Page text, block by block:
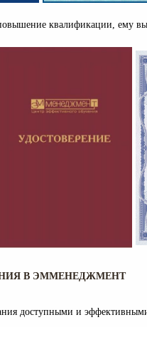
квалификации, ему
В ЭММЕНЕДЖМЕНТ
доступными и